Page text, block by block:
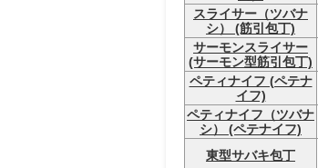
スライサー（ツバナ
シ） (筋引包丁)
サーモンスライサー
(サーモン型筋引包丁)
ペティナイフ (ペテナ
イフ)
ペティナイフ（ツバナ
シ） (ペテナイフ)
東型サバキ包丁